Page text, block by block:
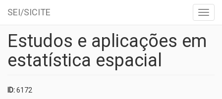
Skip
main
content
SEI/SICITE
Estudos e aplicações em
estatística espacial
ID:6172